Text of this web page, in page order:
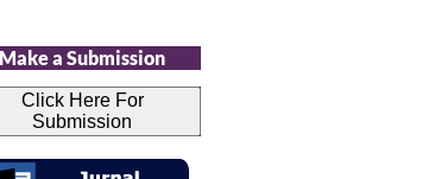
Make a Submission
Click Here For
Submission